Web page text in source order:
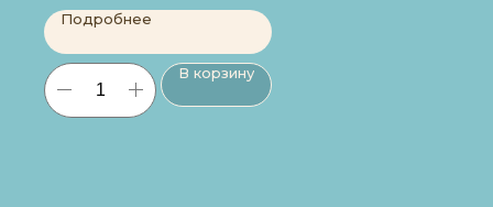
Подробнее
В корзину